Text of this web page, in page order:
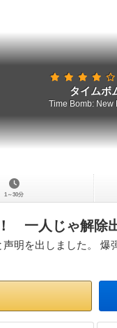
タイムボ
Time Bomb: New
1～30分
一人じゃ解除
明を出しました。